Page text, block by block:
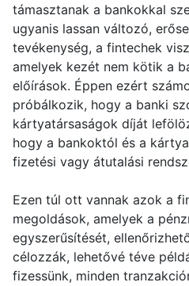
támasztanak a bankokkal
ugyanis lassan változó,
tevékenység, a fintechek
amelyek kezét nem kötik a
előírások. Éppen ezért
próbálkozik, hogy a banki
kártyatársaságok díját
hogy a bankoktól és a
fizetési vagy átutalási
Ezen túl ott vannak azok a
megoldások, amelyek a
egyszerűsítését,
célozzák, lehetővé téve
fizessünk, minden